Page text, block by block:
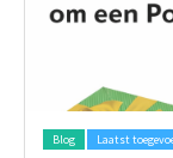
Blog Laatst